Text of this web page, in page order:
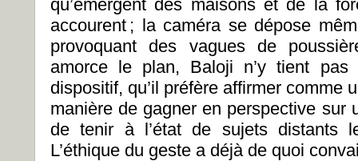
qu’émergent des maisons et de la
accourent ; la caméra se dépose
provoquant des vagues de
amorce le plan, Baloji n’y tient
dispositif, qu’il préfère affirmer comme
manière de gagner en perspective sur
de tenir à l’état de sujets distants
L’éthique du geste a déjà de quoi